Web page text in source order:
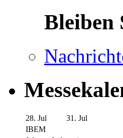
Bleiben
28. Jul
31. Jul
IBEM